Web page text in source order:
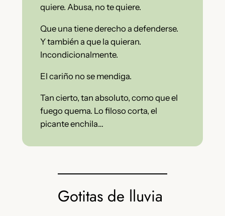
quiere. Abusa, no te quiere.
Que una tiene derecho a defenderse.
Y también a que la quieran.
Incondicionalmente.
El cariño no se mendiga.
Tan cierto, tan absoluto, como que el
fuego quema. Lo filoso corta, el
picante enchila…
Gotitas de lluvia